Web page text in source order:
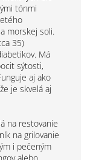
tónmi
morskej soli.
35)
Má
sýtosti,
aj ako
je skvelá aj
na restovanie
na grilovanie
i pečeným